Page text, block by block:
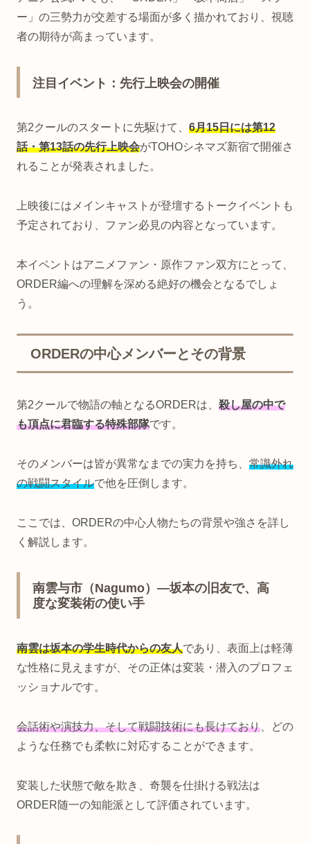
ー」の三勢力が交差する場面が多く描かれており、視聴
者の期待が高まっています。
注目イベント：先行上映会の開催
第2クールのスタートに先駆けて、 6月15日には第12
話・第13話の先行上映会がTOHOシネマズ新宿で開催さ
れることが発表されました。
上映後にはメインキャストが登壇するトークイベントも
予定されており、ファン必見の内容となっています。
本イベントはアニメファン・原作ファン双方にとって、
ORDER編への理解を深める絶好の機会となるでしょ
う。
ORDERの中心メンバーとその背景
第2クールで物語の軸となるORDERは、 殺し屋の中で
も頂点に君臨する特殊部隊です。
そのメンバーは皆が異常なまでの実力を持ち、 常識外れ
の戦闘スタイルで他を圧倒します。
ここでは、ORDERの中心人物たちの背景や強さを詳し
く解説します。
南雲与市（Nagumo）—坂本の旧友で、高
度な変装術の使い手
南雲は坂本の学生時代からの友人であり、表面上は軽薄
な性格に見えますが、その正体は変装・潜入のプロフェ
ッショナルです。
会話術や演技力、そして戦闘技術にも長けており 、どの
ような任務でも柔軟に対応することができます。
変装した状態で敵を欺き、奇襲を仕掛ける戦法は
ORDER随一の知能派として評価されています。